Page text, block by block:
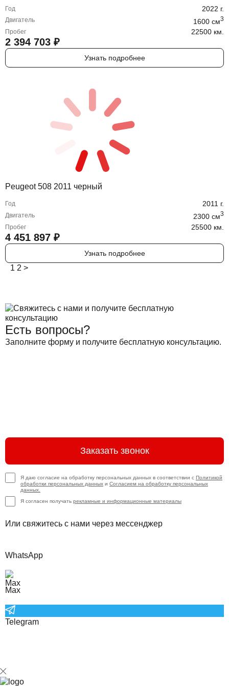
Год 2022 г.
Двигатель 1600 cм3
Пробег 22500 км.
2 394 703 ₽
Узнать подробнее
Peugeot 508 2011 черный
Год 2011 г.
Двигатель 2300 cм3
Пробег 25500 км.
4 451 897 ₽
Узнать подробнее
1 2 >
Есть вопросы?
Заполните форму и получите бесплатную консультацию.
Заказать звонок
Я даю согласие на обработку персональных данных в соответствии с Политикой
обработки персональных данных и Согласием на обработку персональных
данных.
Я согласен получать рекламные и информационные материалы
Или свяжитесь с нами через мессенджер
WhatsApp
Max
Telegram